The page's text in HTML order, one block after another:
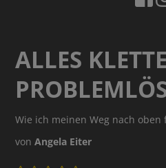
ALLES
Wie ich meinen Weg nach oben
vonAngela Eiter